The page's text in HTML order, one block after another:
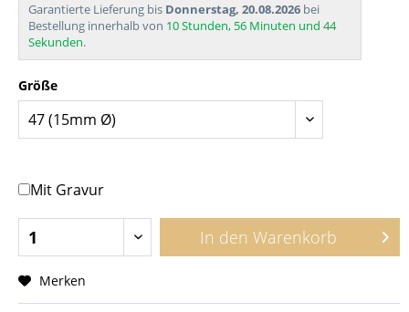
Garantierte Lieferung bis Donnerstag, 20.08.2026 bei
Bestellung innerhalb von 10 Stunden, 56 Minuten und 44
Sekunden.
Größe
Mit Gravur
In den Warenkorb
Merken